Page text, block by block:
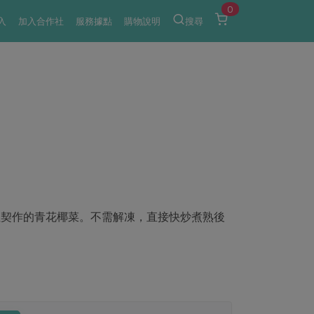
加入合作社 服務據點 購物說明 搜尋
0
作的青花椰菜。不需解凍，直接快炒煮熟後